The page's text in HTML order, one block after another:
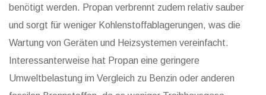
benötigt werden. Propan verbrennt zudem relativ sauber
und sorgt für weniger Kohlenstoffablagerungen, was die
Wartung von Geräten und Heizsystemen vereinfacht.
Interessanterweise hat Propan eine geringere
Umweltbelastung im Vergleich zu Benzin oder anderen